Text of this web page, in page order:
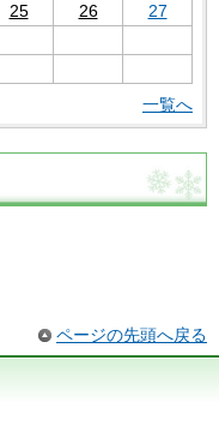
25 26
27
一覧へ
ページの先頭へ戻る